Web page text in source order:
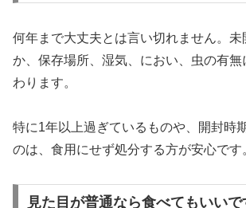
何年まで大丈夫とは言い切れません。未
か、保存場所、湿気、におい、虫の有
わります。
特に1年以上過ぎているものや、開封時
のは、食用にせず処分する方が安心です
見た目が普通なら食べてもいいで